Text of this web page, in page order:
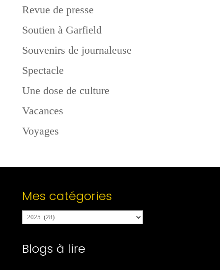
Revue de presse
Soutien à Garfield
Souvenirs de journaleuse
Spectacle
Une dose de culture
Vacances
Voyages
Mes catégories
Mes
catégories
Blogs à lire